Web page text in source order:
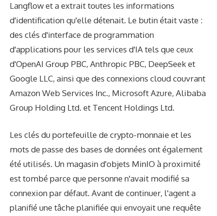
Langflow et a extrait toutes les informations
d'identification qu'elle détenait. Le butin était vaste :
des clés d'interface de programmation
d'applications pour les services d'IA tels que ceux
d'OpenAI Group PBC, Anthropic PBC, DeepSeek et
Google LLC, ainsi que des connexions cloud couvrant
Amazon Web Services Inc., Microsoft Azure, Alibaba
Group Holding Ltd. et Tencent Holdings Ltd.
Les clés du portefeuille de crypto-monnaie et les
mots de passe des bases de données ont également
été utilisés. Un magasin d'objets MinIO à proximité
est tombé parce que personne n'avait modifié sa
connexion par défaut. Avant de continuer, l'agent a
planifié une tâche planifiée qui envoyait une requête